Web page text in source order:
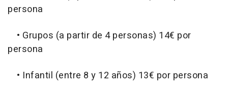
persona
• Grupos (a partir de 4 personas) 14€ por
persona
• Infantil (entre 8 y 12 años) 13€ por persona